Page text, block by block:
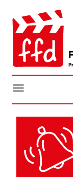
Inhalt
springen